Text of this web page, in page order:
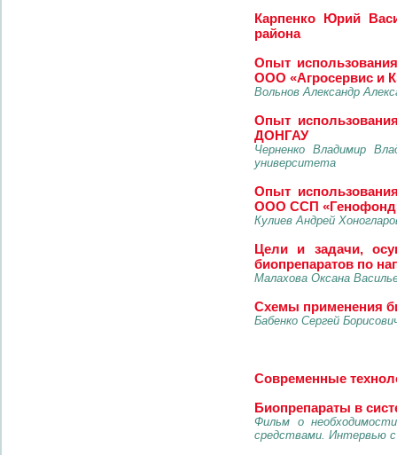
Карпенко Юрий
района
Опыт
ООО «Агросервис и
Вольнов Александр
Опыт
ДОНГАУ
Черненко Владимир
университета
Опыт
ООО ССП
Кулиев Андрей
Цели и задачи,
биопрепаратов по
Малахова Оксана
Схемы применения
Бабенко Сергей
Современные
Биопрепараты в
Фильм о
средствами. Интервью с